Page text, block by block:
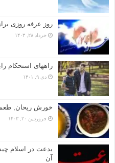
روز عرفه روزی
خرداد ۲۸, ۱۴۰۳
راههای استحکام
دی ۹, ۱۴۰۱
خورش ریحان,
فروردین ۲۰, ۱۴۰۳
بدعت در اسلام
آن